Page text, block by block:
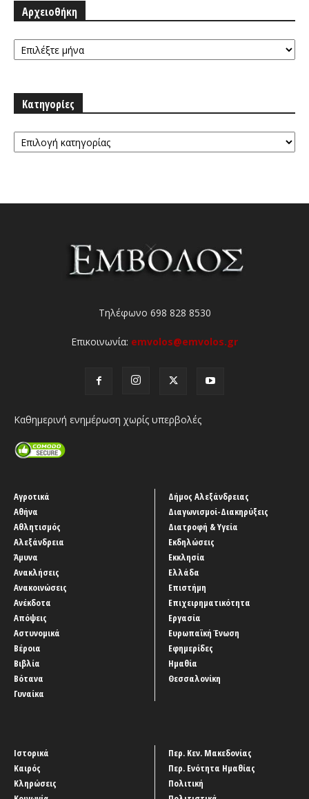
Αρχειοθήκη
Αρχειοθήκη
Κατηγορίες
Κατηγορίες
Τηλέφωνο 698 828 8530
Επικοινωνία: emvolos@emvolos.gr
Καθημερινή ενημέρωση χωρίς υπερβολές
Αγροτικά
Αθήνα
Αθλητισμός
Αλεξάνδρεια
Άμυνα
Ανακλήσεις
Ανακοινώσεις
Ανέκδοτα
Απόψεις
Αστυνομικά
Βέροια
Βιβλία
Βότανα
Γυναίκα
Δήμος Αλεξάνδρειας
Διαγωνισμοί-Διακηρύξεις
Διατροφή & Υγεία
Εκδηλώσεις
Εκκλησία
Ελλάδα
Επιστήμη
Επιχειρηματικότητα
Εργασία
Ευρωπαϊκή Ένωση
Εφημερίδες
Ημαθία
Θεσσαλονίκη
Ιστορικά
Καιρός
Κληρώσεις
Περ. Κεν. Μακεδονίας
Περ. Ενότητα Ημαθίας
Πολιτική